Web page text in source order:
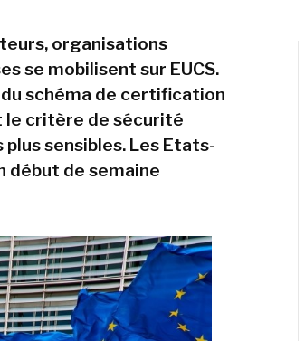
organisations
se mobilisent sur EUCS.
schéma de certification
le critère de sécurité
sensibles. Les Etats-
début de semaine